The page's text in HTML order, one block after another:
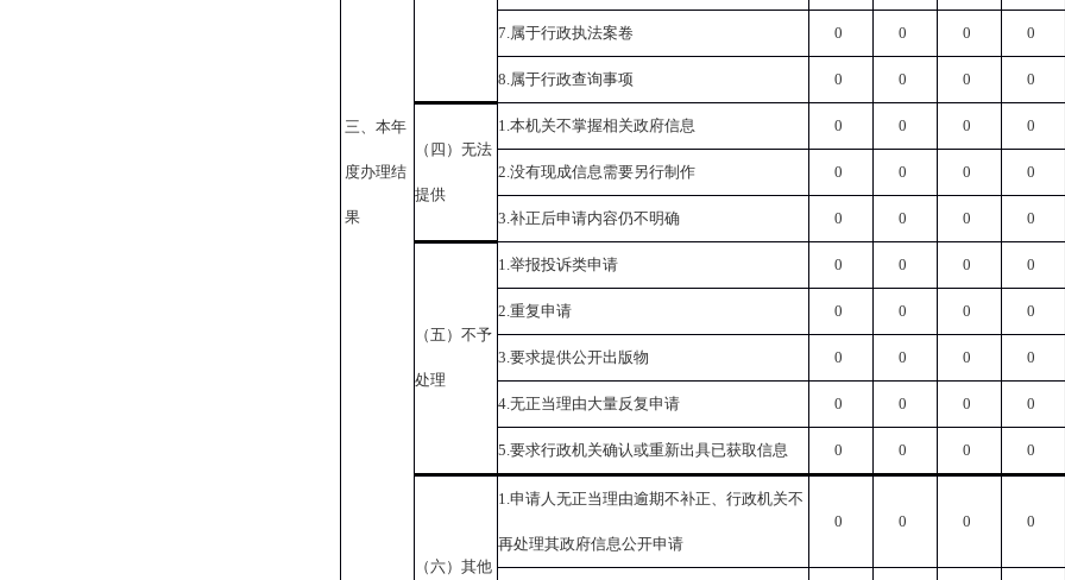
三、本年
度办理结
果
7.属于行政执法案卷 0 0 0 0
8.属于行政查询事项 0 0 0 0
（四）无法
提供
1.本机关不掌握相关政府信息 0 0 0 0
2.没有现成信息需要另行制作 0 0 0 0
3.补正后申请内容仍不明确 0 0 0 0
（五）不予
处理
1.举报投诉类申请 0 0 0 0
2.重复申请 0 0 0 0
3.要求提供公开出版物 0 0 0 0
4.无正当理由大量反复申请 0 0 0 0
5.要求行政机关确认或重新出具已获取信息 0 0 0 0
（六）其他
1.申请人无正当理由逾期不补正、行政机关不
再处理其政府信息公开申请
0 0 0 0